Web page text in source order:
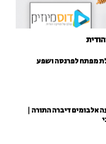
מפתח לפרנסה ושפע
אלבומים דיברה התורה |